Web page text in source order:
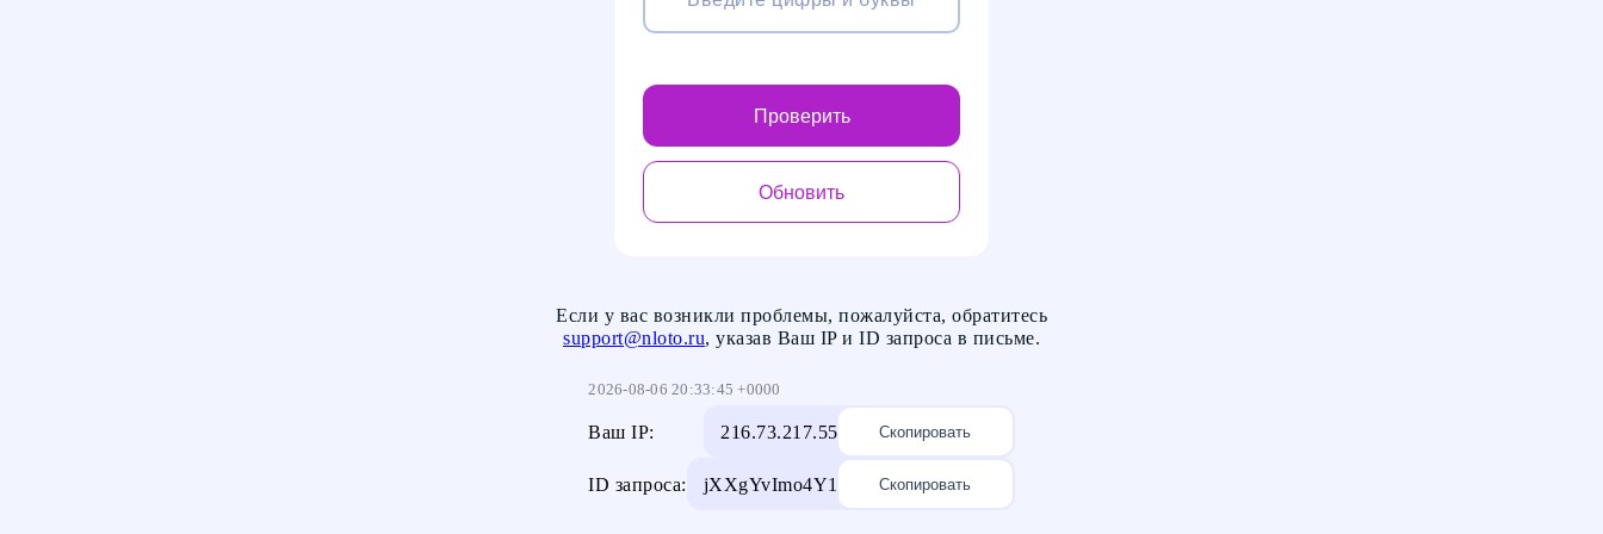
Проверить
Обновить
Если у вас возникли проблемы, пожалуйста, обратитесь
support@nloto.ru, указав Ваш IP и ID запроса в письме.
2026-08-06 20:33:45 +0000
Ваш IP: 216.73.217.55 Скопировать
ID запроса: jXXgYvImo4Y1 Скопировать